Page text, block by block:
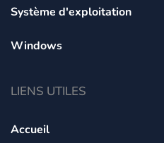
Système d'exploitation
Windows
LIENS UTILES
Accueil